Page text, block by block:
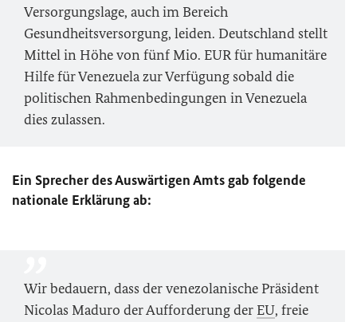
Versorgungslage, auch im Bereich
Gesundheitsversorgung, leiden. Deutschland stellt
Mittel in Höhe von fünf Mio. EUR für humanitäre
Hilfe für Venezuela zur Verfügung sobald die
politischen Rahmenbedingungen in Venezuela
dies zulassen.
Ein Sprecher des Auswärtigen Amts gab folgende
nationale Erklärung ab:
Wir bedauern, dass der venezolanische Präsident
Nicolas Maduro der Aufforderung der EU, freie